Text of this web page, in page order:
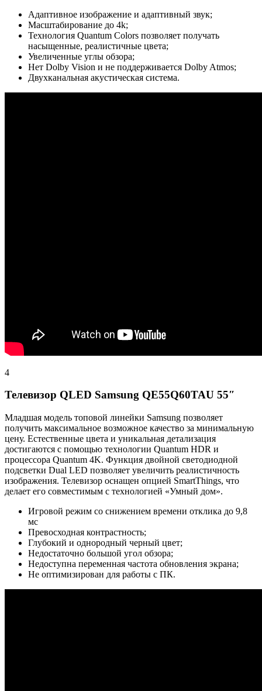
Адаптивное изображение и адаптивный звук;
Масштабирование до 4k;
Технология Quantum Colors позволяет получать
насыщенные, реалистичные цвета;
Увеличенные углы обзора;
Нет Dolby Vision и не поддерживается Dolby Atmos;
Двухканальная акустическая система.
4
Телевизор QLED Samsung QE55Q60TAU 55″
Младшая модель топовой линейки Samsung позволяет
получить максимальное возможное качество за минимальную
цену. Естественные цвета и уникальная детализация
достигаются с помощью технологии Quantum HDR и
процессора Quantum 4K. Функция двойной светодиодной
подсветки Dual LED позволяет увеличить реалистичность
изображения. Телевизор оснащен опцией SmartThings, что
делает его совместимым с технологией «Умный дом».
Игровой режим со снижением времени отклика до 9,8
мс
Превосходная контрастность;
Глубокий и однородный черный цвет;
Недостаточно большой угол обзора;
Недоступна переменная частота обновления экрана;
Не оптимизирован для работы с ПК.